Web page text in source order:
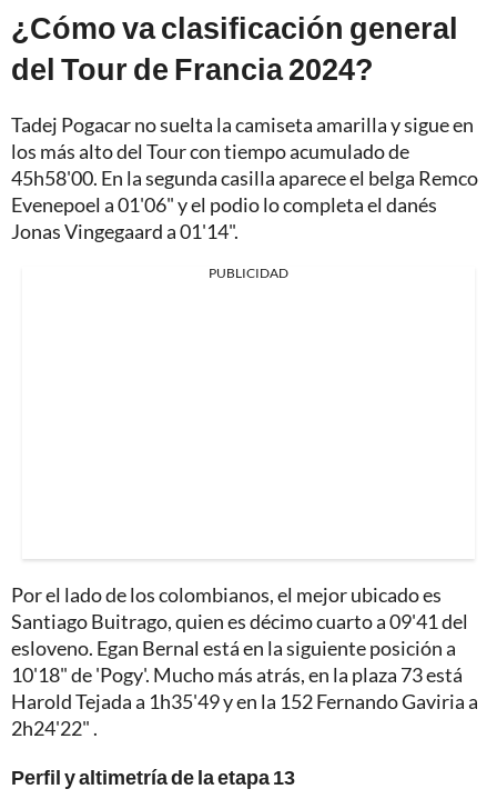
¿Cómo va clasificación general
del Tour de Francia 2024?
Tadej Pogacar no suelta la camiseta amarilla y sigue en
los más alto del Tour con tiempo acumulado de
45h58'00. En la segunda casilla aparece el belga Remco
Evenepoel a 01'06" y el podio lo completa el danés
Jonas Vingegaard a 01'14".
PUBLICIDAD
Por el lado de los colombianos, el mejor ubicado es
Santiago Buitrago, quien es décimo cuarto a 09'41 del
esloveno. Egan Bernal está en la siguiente posición a
10'18" de 'Pogy'. Mucho más atrás, en la plaza 73 está
Harold Tejada a 1h35'49 y en la 152 Fernando Gaviria a
2h24'22" .
Perfil y altimetría de la etapa 13